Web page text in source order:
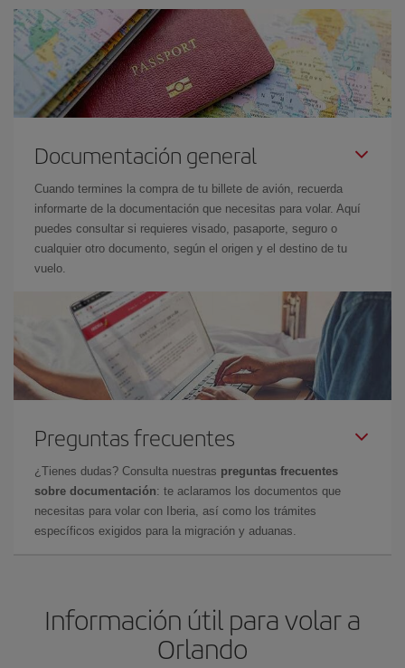
Documentación general
Cuando termines la compra de tu billete de avión, recuerda
informarte de la documentación que necesitas para volar. Aquí
puedes consultar si requieres visado, pasaporte, seguro o
cualquier otro documento, según el origen y el destino de tu
vuelo.
Preguntas frecuentes
¿Tienes dudas? Consulta nuestras preguntas frecuentes
sobre documentación: te aclaramos los documentos que
necesitas para volar con Iberia, así como los trámites
específicos exigidos para la migración y aduanas.
Información útil para volar a
Orlando